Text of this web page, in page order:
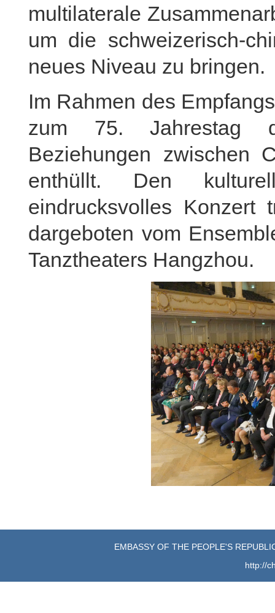
multilaterale
um die schweizerisch-
neues Niveau zu bringen.
Im Rahmen des
zum 75. Jahrestag
Beziehungen zwischen
enthüllt. Den
eindrucksvolles Konzert
dargeboten vom
Tanztheaters Hangzhou.
EMBASSY OF THE PEOPLE'S
http://